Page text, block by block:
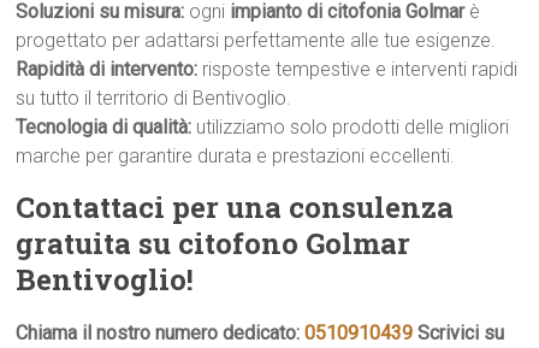
Soluzioni su misura: ogni impianto di citofonia Golmarè
progettato per adattarsi perfettamente alle tue esigenze.
Rapidità di intervento: risposte tempestive e interventi rapidi
su tutto il territorio di Bentivoglio.
Tecnologia di qualità: utilizziamo solo prodotti delle migliori
marche per garantire durata e prestazioni eccellenti.
Contattaci per una consulenza
gratuita su citofono Golmar
Bentivoglio!
Chiama il nostro numero dedicato:0510910439 Scrivici su